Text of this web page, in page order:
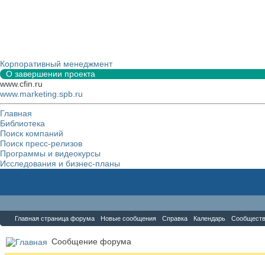
Корпоративный менеджмент
О завершении проекта
www.cfin.ru
www.marketing.spb.ru
Главная
Библиотека
Поиск компаний
Поиск пресс-релизов
Программы и видеокурсы
Исследования и бизнес-планы
Главная страница форума Новые сообщения Справка Календарь
Сообщение форума